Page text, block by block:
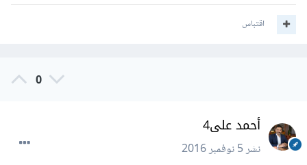
اقتباس
0
أحمد على4
نشر5 نوفمبر 2016